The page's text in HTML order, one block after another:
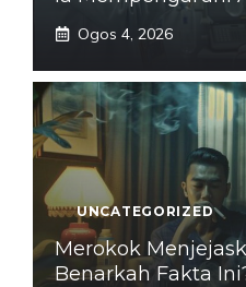
Ogos 4, 2026
UNCATEGORIZED
Merokok
Benarkah Fakta